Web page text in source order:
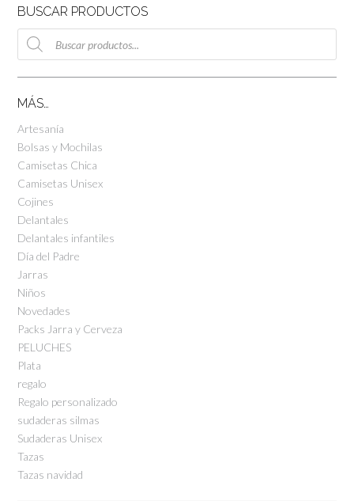
BUSCAR PRODUCTOS
Búsqueda
de
productos
MÁS…
Artesanía
Bolsas y Mochilas
Camisetas Chica
Camisetas Unisex
Cojines
Delantales
Delantales infantiles
Día del Padre
Jarras
Niños
Novedades
Packs Jarra y Cerveza
PELUCHES
Plata
regalo
Regalo personalizado
sudaderas silmas
Sudaderas Unisex
Tazas
Tazas navidad